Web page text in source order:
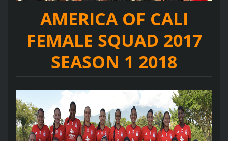
AMERICA OF CALI
FEMALE SQUAD 2017
SEASON 1 2018